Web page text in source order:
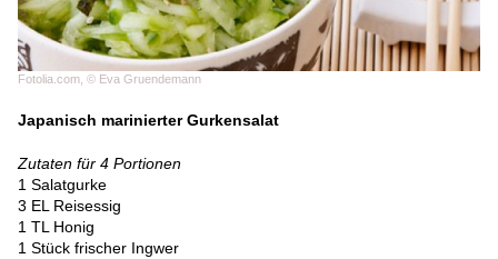
Fotolia.com, © Eva Gruendemann
Japanisch marinierter Gurkensalat
Zutaten für 4 Portionen
1 Salatgurke
3 EL Reisessig
1 TL Honig
1 Stück frischer Ingwer